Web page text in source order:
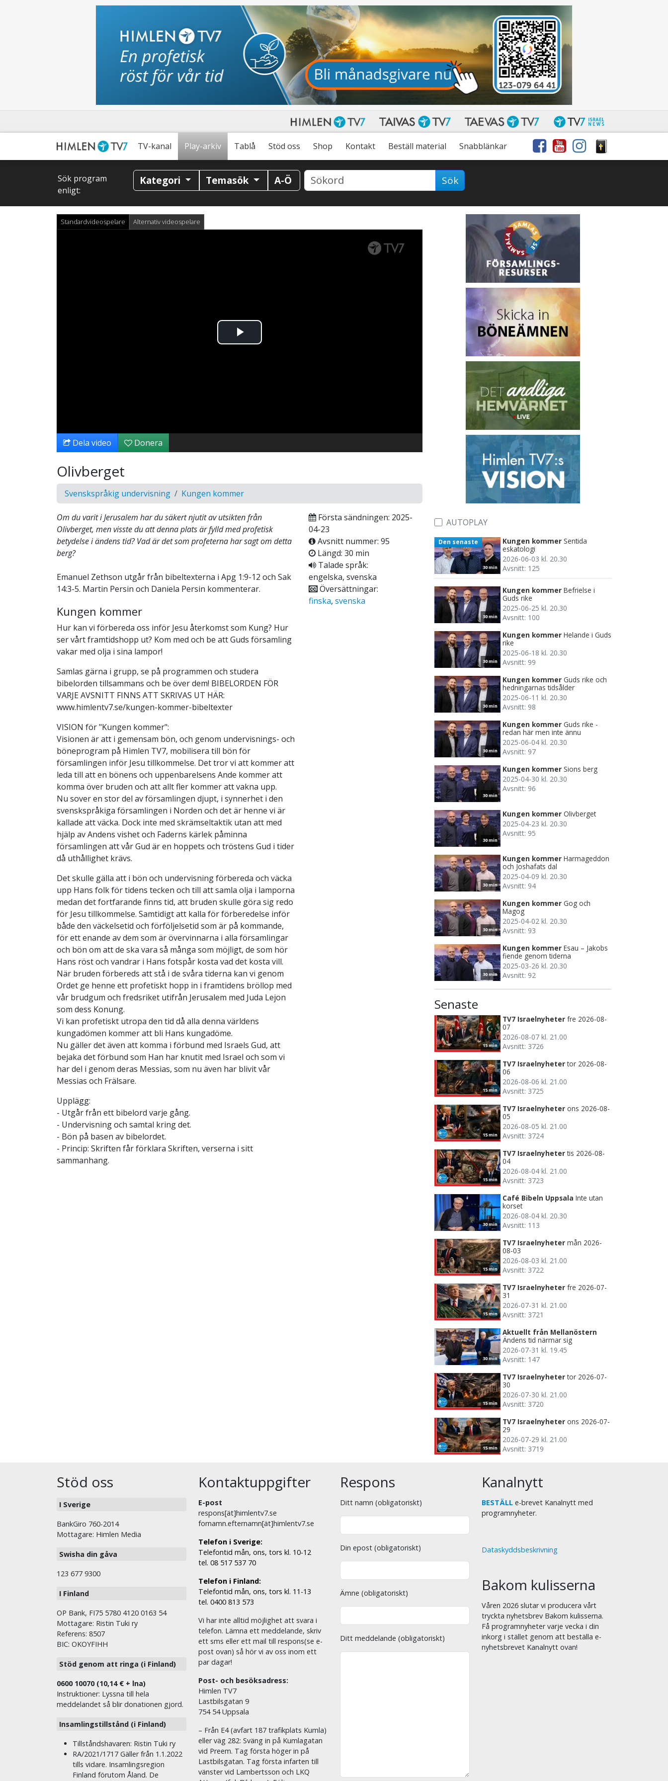
TV-kanal Play-arkiv Tablå Stöd oss Shop Kontakt Beställ material Snabblänkar
Sök program
enligt:
Kategori Temasök A-Ö Sök
Standardvideospelare Alternativ videospelare
Spela
Dela video Donera
Olivberget
Svenskspråkig undervisning Kungen kommer
Om du varit i Jerusalem har du säkert njutit av utsikten från
Olivberget, men visste du att denna plats är fylld med profetisk
betydelse i ändens tid? Vad är det som profeterna har sagt om detta
berg?
Emanuel Zethson utgår från bibeltexterna i Apg 1:9-12 och Sak
14:3-5. Martin Persin och Daniela Persin kommenterar.
Kungen kommer
Hur kan vi förbereda oss inför Jesu återkomst som Kung? Hur
ser vårt framtidshopp ut? Kom med och be att Guds församling
vakar med olja i sina lampor!
Samlas gärna i grupp, se på programmen och studera
bibelorden tillsammans och be över dem! BIBELORDEN FÖR
VARJE AVSNITT FINNS ATT SKRIVAS UT HÄR:
www.himlentv7.se/kungen-kommer-bibeltexter
VISION för "Kungen kommer":
Visionen är att i gemensam bön, och genom undervisnings- och
böneprogram på Himlen TV7, mobilisera till bön för
församlingen inför Jesu tillkommelse. Det tror vi att kommer att
leda till att en bönens och uppenbarelsens Ande kommer att
komma över bruden och att allt fler kommer att vakna upp.
Nu sover en stor del av församlingen djupt, i synnerhet i den
svenskspråkiga församlingen i Norden och det är henne vi är
kallade att väcka. Dock inte med skrämseltaktik utan att med
hjälp av Andens vishet och Faderns kärlek påminna
församlingen att vår Gud är en hoppets och tröstens Gud i tider
då uthållighet krävs.
Det skulle gälla att i bön och undervisning förbereda och väcka
upp Hans folk för tidens tecken och till att samla olja i lamporna
medan det fortfarande finns tid, att bruden skulle göra sig redo
för Jesu tillkommelse. Samtidigt att kalla för förberedelse inför
både den väckelsetid och förföljelsetid som är på kommande,
för ett enande av dem som är övervinnarna i alla församlingar
och bön om att de ska vara så många som möjligt, de som hör
Hans röst och vandrar i Hans fotspår kosta vad det kosta vill.
När bruden förbereds att stå i de svåra tiderna kan vi genom
Ordet ge henne ett profetiskt hopp in i framtidens bröllop med
vår brudgum och fredsriket utifrån Jerusalem med Juda Lejon
som dess Konung.
Vi kan profetiskt utropa den tid då alla denna världens
kungadömen kommer att bli Hans kungadöme.
Nu gäller det även att komma i förbund med Israels Gud, att
bejaka det förbund som Han har knutit med Israel och som vi
har del i genom deras Messias, som nu även har blivit vår
Messias och Frälsare.
Upplägg:
- Utgår från ett bibelord varje gång.
- Undervisning och samtal kring det.
- Bön på basen av bibelordet.
- Princip: Skriften får förklara Skriften, verserna i sitt
sammanhang.
Första sändningen: 2025-
04-23
Avsnitt nummer: 95
Längd: 30 min
Talade språk:
engelska, svenska
Översättningar:
finska, svenska
AUTOPLAY
30 min
Den senaste Kungen kommer Sentida
eskatologi
2026-06-03 kl. 20.30
Avsnitt: 125
30 min
Kungen kommer Befrielse i
Guds rike
2025-06-25 kl. 20.30
Avsnitt: 100
30 min
Kungen kommer Helande i Guds
rike
2025-06-18 kl. 20.30
Avsnitt: 99
30 min
Kungen kommer Guds rike och
hedningarnas tidsålder
2025-06-11 kl. 20.30
Avsnitt: 98
30 min
Kungen kommer Guds rike -
redan här men inte ännu
2025-06-04 kl. 20.30
Avsnitt: 97
30 min
Kungen kommer Sions berg
2025-04-30 kl. 20.30
Avsnitt: 96
30 min
Kungen kommer Olivberget
2025-04-23 kl. 20.30
Avsnitt: 95
30 min
Kungen kommer Harmageddon
och Joshafats dal
2025-04-09 kl. 20.30
Avsnitt: 94
30 min
Kungen kommer Gog och
Magog
2025-04-02 kl. 20.30
Avsnitt: 93
30 min
Kungen kommer Esau – Jakobs
fiende genom tiderna
2025-03-26 kl. 20.30
Avsnitt: 92
Senaste
15 min
TV7 Israelnyheter fre 2026-08-
07
2026-08-07 kl. 21.00
Avsnitt: 3726
15 min
TV7 Israelnyheter tor 2026-08-
06
2026-08-06 kl. 21.00
Avsnitt: 3725
15 min
TV7 Israelnyheter ons 2026-08-
05
2026-08-05 kl. 21.00
Avsnitt: 3724
15 min
TV7 Israelnyheter tis 2026-08-
04
2026-08-04 kl. 21.00
Avsnitt: 3723
30 min
Café Bibeln Uppsala Inte utan
korset
2026-08-04 kl. 20.30
Avsnitt: 113
15 min
TV7 Israelnyheter mån 2026-
08-03
2026-08-03 kl. 21.00
Avsnitt: 3722
15 min
TV7 Israelnyheter fre 2026-07-
31
2026-07-31 kl. 21.00
Avsnitt: 3721
30 min
Aktuellt från Mellanöstern
Ändens tid närmar sig
2026-07-31 kl. 19.45
Avsnitt: 147
15 min
TV7 Israelnyheter tor 2026-07-
30
2026-07-30 kl. 21.00
Avsnitt: 3720
15 min
TV7 Israelnyheter ons 2026-07-
29
2026-07-29 kl. 21.00
Avsnitt: 3719
Stöd oss
I Sverige
BankGiro 760-2014
Mottagare: Himlen Media
Swisha din gåva
123 677 9300
I Finland
OP Bank, FI75 5780 4120 0163 54
Mottagare: Ristin Tuki ry
Referens: 8507
BIC: OKOYFIHH
Stöd genom att ringa (i Finland)
0600 10070 (10,14 € + lna)
Instruktioner: Lyssna till hela
meddelandet så blir donationen gjord.
Insamlingstillstånd (i Finland)
Tillståndshavaren: Ristin Tuki ry
RA/2021/1717 Gäller från 1.1.2022
tills vidare. Insamlingsregion
Finland förutom Åland. De
Kontaktuppgifter
E-post
respons[ät]himlentv7.se
fornamn.efternamn[ät]himlentv7.se
Telefon i Sverige:
Telefontid mån, ons, tors kl. 10-12
tel. 08 517 537 70
Telefon i Finland:
Telefontid mån, ons, tors kl. 11-13
tel. 0400 813 573
Vi har inte alltid möjlighet att svara i
telefon. Lämna ett meddelande, skriv
ett sms eller ett mail till respons(se e-
post ovan) så hör vi av oss inom ett
par dagar!
Post- och besöksadress:
Himlen TV7
Lastbilsgatan 9
754 54 Uppsala
– Från E4 (avfart 187 trafikplats Kumla)
eller väg 282: Sväng in på Kumlagatan
vid Preem. Tag första höger in på
Lastbilsgatan. Tag första infarten till
vänster vid Lambertsson och LKQ
Respons
Ditt namn (obligatoriskt)
Din epost (obligatoriskt)
Ämne (obligatoriskt)
Ditt meddelande (obligatoriskt)
Kanalnytt
BESTÄLL e-brevet Kanalnytt med
programnyheter.
Dataskyddsbeskrivning
Bakom kulisserna
Våren 2026 slutar vi producera vårt
tryckta nyhetsbrev Bakom kulisserna.
Få programnyheter varje vecka i din
inkorg i stället genom att beställa e-
nyhetsbrevet Kanalnytt ovan!